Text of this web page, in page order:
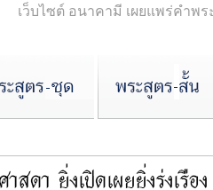
เว็บไซต์ อนาคามี เผยแพร่คำพ